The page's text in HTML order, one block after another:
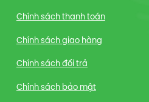
Chính sách thanh toán
Chính sách giao hàng
Chính sách đổi trả
Chính sách bảo mật